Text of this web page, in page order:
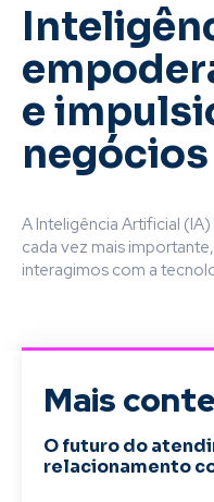
e
negócios
A Inteligência Artificial
cada vez mais
interagimos com a
Mais
O futuro do
relacionamento